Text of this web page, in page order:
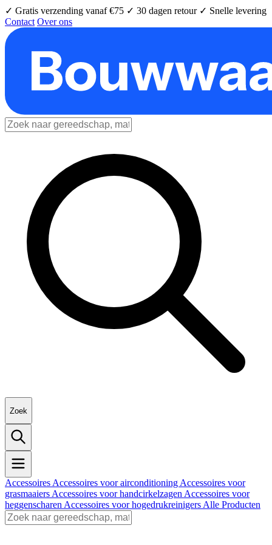
✓ Gratis verzending vanaf €75 ✓ 30 dagen retour ✓ Snelle levering
Contact Over ons
Zoek
Accessoires Accessoires voor airconditioning Accessoires voor
grasmaaiers Accessoires voor handcirkelzagen Accessoires voor
heggenscharen Accessoires voor hogedrukreinigers Alle Producten